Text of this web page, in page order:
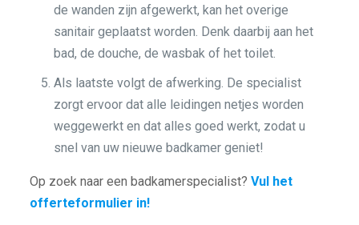
de wanden zijn afgewerkt, kan het overige
sanitair geplaatst worden. Denk daarbij aan het
bad, de douche, de wasbak of het toilet.
Als laatste volgt de afwerking. De specialist
zorgt ervoor dat alle leidingen netjes worden
weggewerkt en dat alles goed werkt, zodat u
snel van uw nieuwe badkamer geniet!
Op zoek naar een badkamerspecialist? Vul het
offerteformulier in!